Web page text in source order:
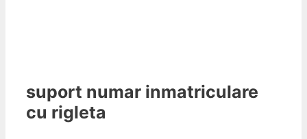
suport numar inmatriculare
cu rigleta